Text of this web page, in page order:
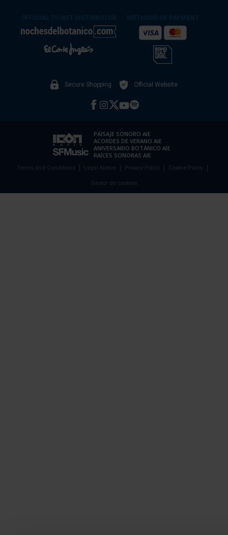
Secure Shopping Official Website
PAISAJE SONORO AIE
ACORDES DE VERANO AIE
ANIVERSARIO BOTÁNICO AIE
RAÍCES SONORAS AIE
Terms and Conditions Legal Notice Privacy Policy Cookie Policy
Gestor de cookies